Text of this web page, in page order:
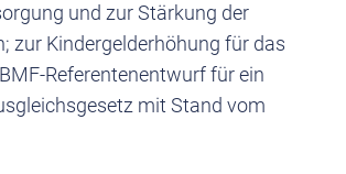
und zur Stärkung der
zur Kindergelderhöhung für das
Referentenentwurf für ein
mit Stand vom